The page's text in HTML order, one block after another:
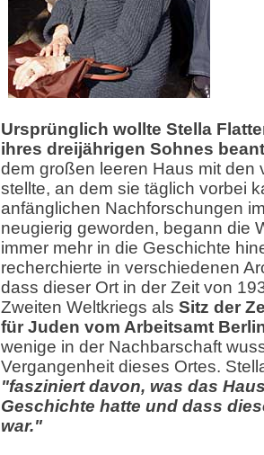
Ursprünglich wollte Stella
ihres dreijährigen Sohnes
dem großen leeren Haus mit den
stellte, an dem sie täglich vorbei
anfänglichen Nachforschungen
neugierig geworden, begann die
immer mehr in die Geschichte
recherchierte in verschiedenen
dass dieser Ort in der Zeit von
Zweiten Weltkriegs als Sitz der
für Juden vom Arbeitsamt
wenige in der Nachbarschaft
Vergangenheit dieses Ortes.
"fasziniert davon, was das
Geschichte hatte und dass
war."